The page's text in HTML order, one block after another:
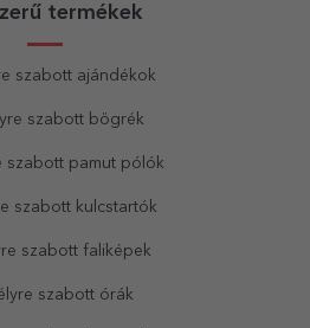
termékek
szabott ajándékok
szabott bögrék
szabott pamut pólók
szabott kulcstartók
szabott faliképek
szabott órák